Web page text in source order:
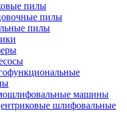
пилы
пилы
пилы
машины
шлифовальные